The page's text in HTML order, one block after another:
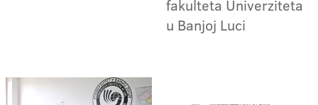
fakulteta Univerziteta
u Banjoj Luci